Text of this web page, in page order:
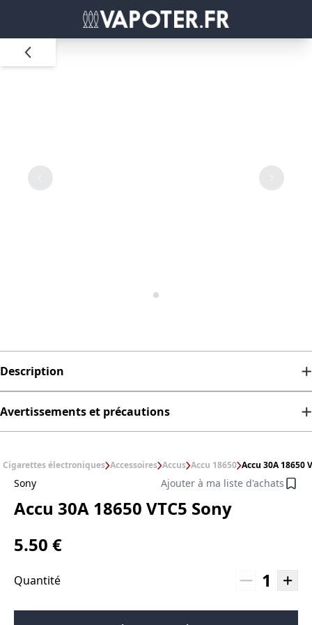
Description
Avertissements et précautions
Cigarettes électroniques Accessoires Accus Accu 18650 Accu 30A 18650
Sony Ajouter à ma liste d'achats
Accu 30A 18650 VTC5 Sony
5.50 €
Quantité 1